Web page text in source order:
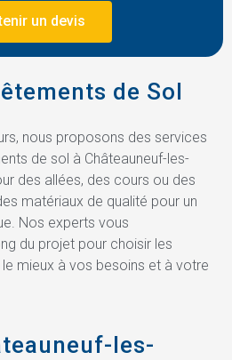
un devis
de Sol
nous proposons des services
de sol à Châteauneuf-les-
des allées, des cours ou des
matériaux de qualité pour un
Nos experts vous
du projet pour choisir les
mieux à vos besoins et à votre
les-